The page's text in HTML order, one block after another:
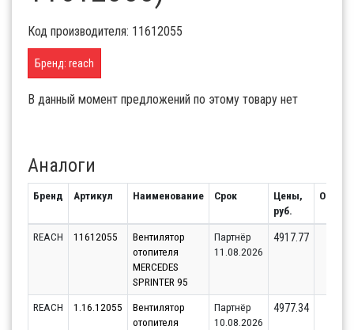
Код производителя: 11612055
Бренд: reach
В данный момент предложений по этому товару нет
Аналоги
Бренд Артикул Наименование Срок
Цены,
руб.
REACH 11612055
Вентилятор
отопителя
MERCEDES
SPRINTER 95
Партнёр
11.08.2026
4917.77
REACH 1.16.12055
Вентилятор
отопителя
Партнёр
10.08.2026
4977.34